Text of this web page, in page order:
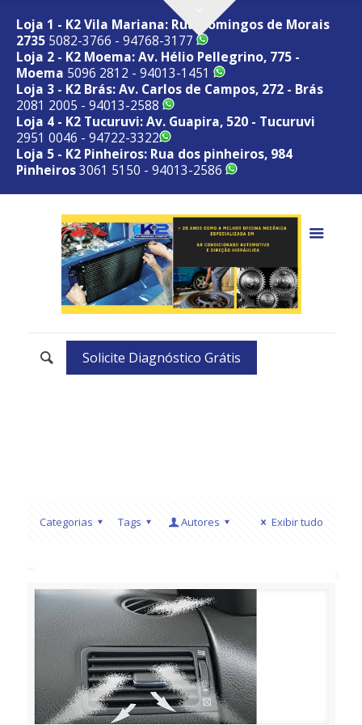
Loja 1 - K2 Vila Mariana: Rua Domingos de Morais
2735 5082-3766 - 94768-3177
Loja 2 - K2 Moema: Av. Hélio Pellegrino, 775 -
Moema 5096 2812 - 94013-1451
Loja 3 - K2 Brás: Av. Carlos de Campos, 272 - Brás
2081 2005 - 94013-2588
Loja 4 - K2 Tucuruvi: Av. Guapira, 520 - Tucuruvi
2951 0046 - 94722-3322
Loja 5 - K2 Pinheiros: Rua dos pinheiros, 984
Pinheiros3061 5150 - 94013-2586
Solicite Diagnóstico Grátis
Categorias Tags Autores Exibir tudo